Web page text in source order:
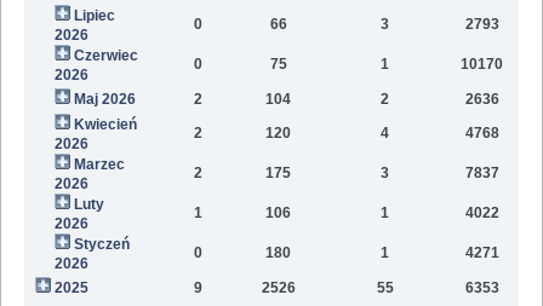
Lipiec
2026
0 66 3 2793
Czerwiec
2026
0 75 1 10170
Maj 2026 2 104 2 2636
Kwiecień
2026
2 120 4 4768
Marzec
2026
2 175 3 7837
Luty
2026
1 106 1 4022
Styczeń
2026
0 180 1 4271
2025 9 2526 55 6353